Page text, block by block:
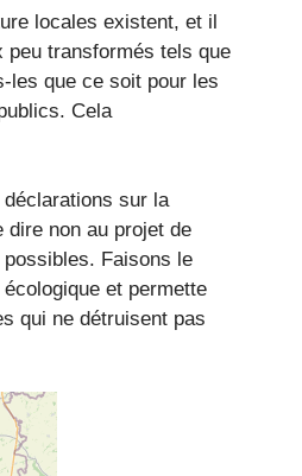
locales existent, et il
peu transformés tels que
les que ce soit pour les
Cela
sur la
dire non au projet de
Faisons le
et permette
qui ne détruisent pas